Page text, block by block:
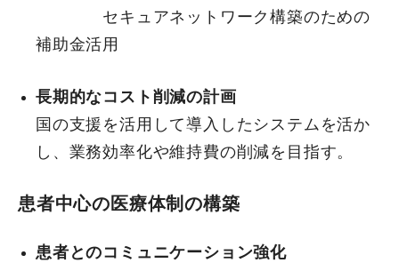
セキュアネットワーク構築のための
補助金活用
長期的なコスト削減の計画
国の支援を活用して導入したシステムを活か
し、業務効率化や維持費の削減を目指す。
患者中心の医療体制の構築
患者とのコミュニケーション強化